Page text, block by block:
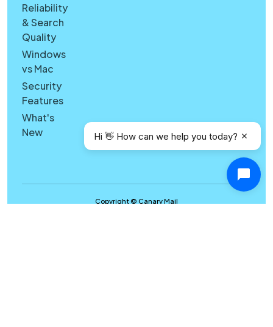
Reliability
& Search
Quality
Windows
vs Mac
Security
Features
What's
New
Copyright © Canary Mail
Hi 👋 How can we help you today?